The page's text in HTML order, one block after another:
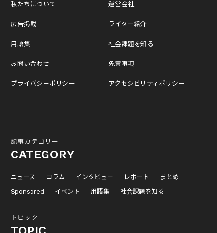
私たちについて
広告掲載
用語集
お問い合わせ
プライバシーポリシー
運営会社
ライター紹介
社会課題を知る
免責事項
アクセシビリティポリシー
記事カテゴリー
CATEGORY
ニュース コラム インタビュー レポート
まとめ
Sponsored
イベント 用語集 社会課題を知る
トピック